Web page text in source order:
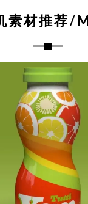
素材推荐/